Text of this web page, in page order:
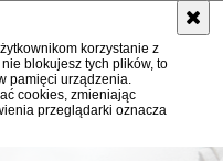
korzystanie z
blokujesz tych plików, to
pamięci urządzenia.
cookies, zmieniając
przeglądarki oznacza